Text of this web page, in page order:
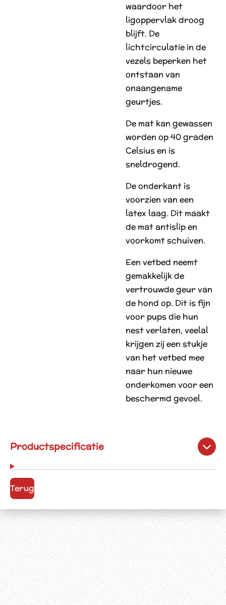
waardoor het
ligoppervlak droog
blijft. De
lichtcirculatie in de
vezels beperken het
ontstaan van
onaangename
geurtjes.
De mat kan gewassen
worden op 40 graden
Celsius en is
sneldrogend.
De onderkant is
voorzien van een
latex laag. Dit maakt
de mat antislip en
voorkomt schuiven.
Een vetbed neemt
gemakkelijk de
vertrouwde geur van
de hond op. Dit is fijn
voor pups die hun
nest verlaten, veelal
krijgen zij een stukje
van het vetbed mee
naar hun nieuwe
onderkomen voor een
beschermd gevoel.
Productspecificatie
Terug